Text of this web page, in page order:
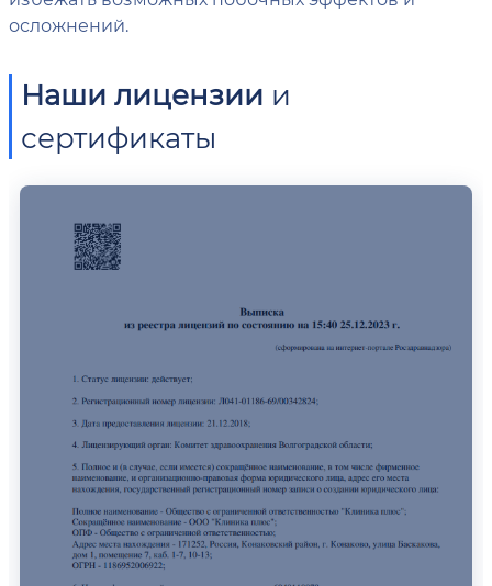
осложнений.
Наши лицензии и
сертификаты